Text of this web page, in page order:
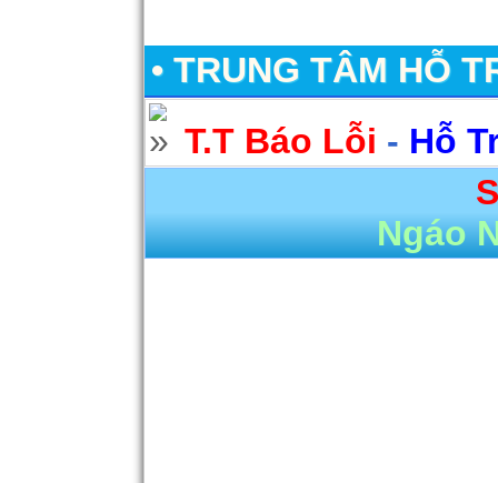
• TRUNG TÂM HỖ
T.T Báo Lỗi - Hỗ
Ngáo